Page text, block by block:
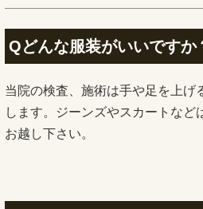
Qどんな服装がいいですか
当院の検査、施術は手や足を上げ
します。ジーンズやスカートなど
お越し下さい。